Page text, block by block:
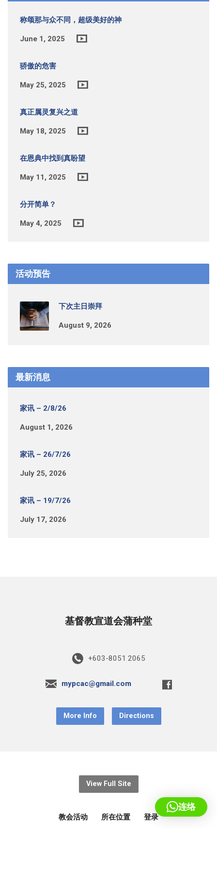
称颂那与众不同，超级美好的神
June 1, 2025
骄傲的危害
May 25, 2025
真正属灵复兴之道
May 18, 2025
在恩典中找到真盼望
May 11, 2025
分开简单？
May 4, 2025
活动预告
下次主日崇拜
August 9, 2026
最新消息
家讯 – 2/8/26
August 1, 2026
家讯 – 26/7/26
July 25, 2026
家讯 – 19/7/26
July 17, 2026
基督教宣道会蒲种堂
+603-8051 2065
mypcac@gmail.com
More Info Directions
View Full Site
教会活动 所在位置 登录
连络